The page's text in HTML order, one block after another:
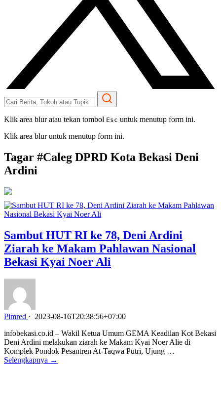
Klik area blur atau tekan tombol Esc untuk menutup form ini.
Klik area blur untuk menutup form ini.
Tagar #Caleg DPRD Kota Bekasi Deni
Ardini
Sambut HUT RI ke 78, Deni Ardini
Ziarah ke Makam Pahlawan Nasional
Bekasi Kyai Noer Ali
Pimred · 2023-08-16T20:38:56+07:00
infobekasi.co.id – Wakil Ketua Umum GEMA Keadilan Kot Bekasi
Deni Ardini melakukan ziarah ke Makam Kyai Noer Alie di
Komplek Pondok Pesantren At-Taqwa Putri, Ujung …
Selengkapnya →